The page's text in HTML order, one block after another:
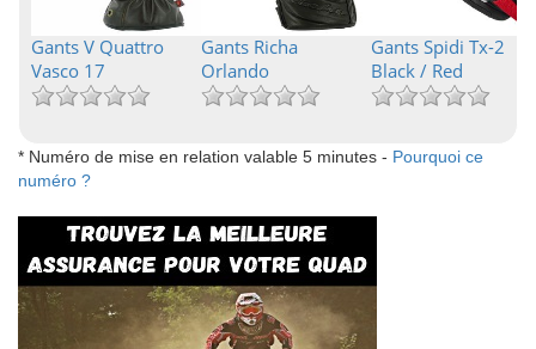
Gants V Quattro
Vasco 17
Gants Richa
Orlando
Gants Spidi Tx-2
Black / Red
* Numéro de mise en relation valable 5 minutes - Pourquoi ce
numéro ?